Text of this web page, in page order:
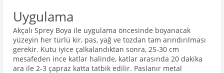
Uygulama
Akçalı Sprey Boya ile uygulama öncesinde boyanacak
yüzeyin her türlü kir, pas, yağ ve tozdan tam arındırılması
gerekir. Kutu iyice çalkalandıktan sonra, 25-30 cm
mesafeden ince katlar halinde, katlar arasında 20 dakika
ara ile 2-3 çapraz katta tatbik edilir. Paslanır metal